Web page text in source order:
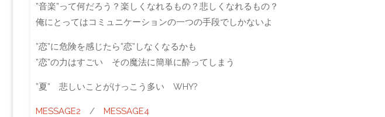
”音楽”って何だろう？楽しくなれるもの？悲しくなれるもの？
俺にとってはコミュニケーションの一つの手段でしかないよ
”恋”に危険を感じたら”恋”しなくなるかも
”恋”の力はすごい その魔法に簡単に酔ってしまう
”夏” 悲しいことがけっこう多い WHY?
MESSAGE2 / MESSAGE4